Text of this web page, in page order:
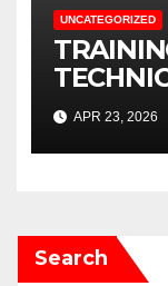
UNCATEGORIZED
APR 23, 2026
Search